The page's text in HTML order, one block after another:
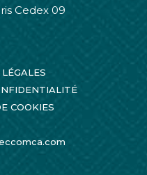
Cedex 09
COOKIES